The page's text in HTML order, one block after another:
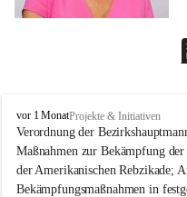
O
s
l
i
p
vor 1 MonatProjekte & Initiativen
Verordnung der
Maßnahmen zur Bekämpfung
der Amerikanischen Rebzikade;
Bekämpfungsmaßnahmen in